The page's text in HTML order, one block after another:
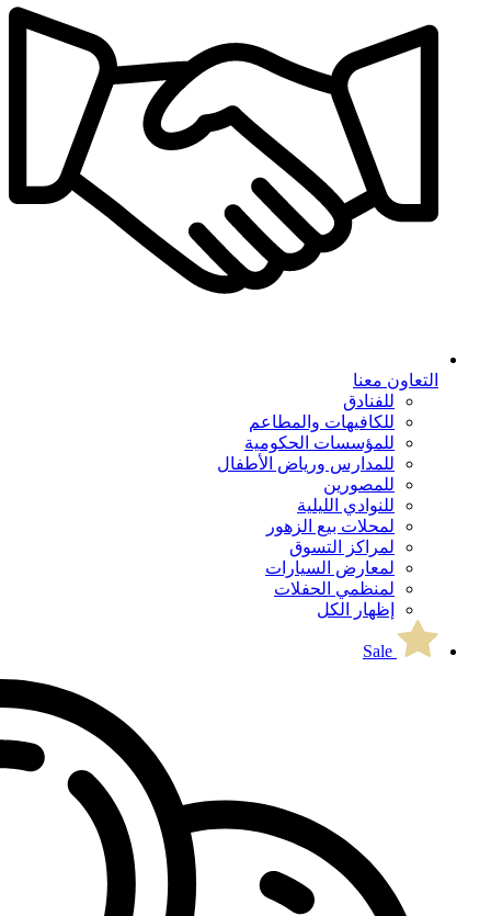
التعاون معنا
للفنادق
للكافيهات والمطاعم
للمؤسسات الحكومية
للمدارس ورياض الأطفال
للمصورين
للنوادي الليلية
لمحلات بيع الزهور
لمراكز التسوق
لمعارض السيارات
لمنظمي الحفلات
إظهار الكل